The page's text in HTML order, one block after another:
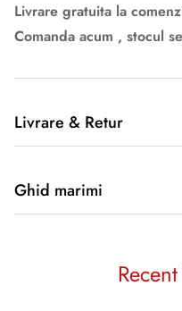
Livrare gratuita la
Comanda acum , stocul
Livrare & Retur
legatura cu societatea
Ghid marimi
Produsele sunt